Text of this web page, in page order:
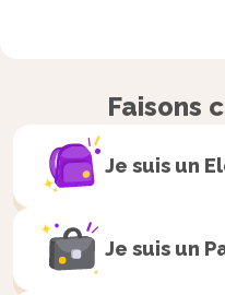
somme pour
courbe.
Faisons
Je suis un
Je suis un